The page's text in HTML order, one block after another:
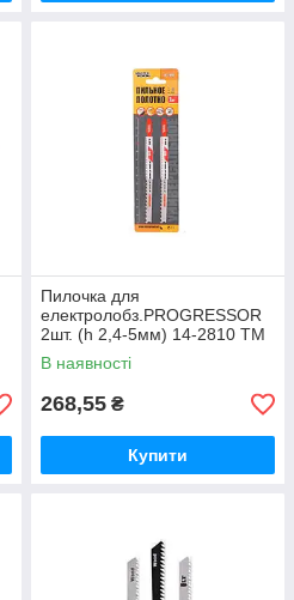
Пилочка для
електролобз.PROGRESSOR
2шт. (h 2,4-5мм) 14-2810 ТМ
MASTER TOOL
В наявності
268,55 ₴
Купити